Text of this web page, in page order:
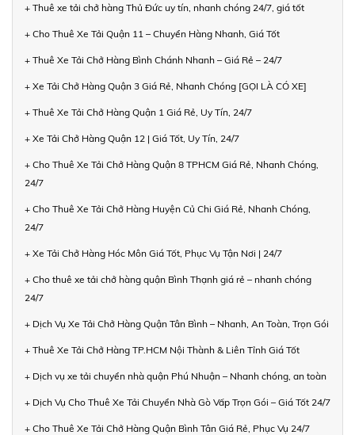
+ Thuê xe tải chở hàng Thủ Đức uy tín, nhanh chóng 24/7, giá tốt
+ Cho Thuê Xe Tải Quận 11 – Chuyển Hàng Nhanh, Giá Tốt
+ Thuê Xe Tải Chở Hàng Bình Chánh Nhanh – Giá Rẻ – 24/7
+ Xe Tải Chở Hàng Quận 3 Giá Rẻ, Nhanh Chóng [GỌI LÀ CÓ XE]
+ Thuê Xe Tải Chở Hàng Quận 1 Giá Rẻ, Uy Tín, 24/7
+ Xe Tải Chở Hàng Quận 12 | Giá Tốt, Uy Tín, 24/7
+ Cho Thuê Xe Tải Chở Hàng Quận 8 TPHCM Giá Rẻ, Nhanh Chóng,
24/7
+ Cho Thuê Xe Tải Chở Hàng Huyện Củ Chi Giá Rẻ, Nhanh Chóng,
24/7
+ Xe Tải Chở Hàng Hóc Môn Giá Tốt, Phục Vụ Tận Nơi | 24/7
+ Cho thuê xe tải chở hàng quận Bình Thạnh giá rẻ – nhanh chóng
24/7
+ Dịch Vụ Xe Tải Chở Hàng Quận Tân Bình – Nhanh, An Toàn, Trọn Gói
+ Thuê Xe Tải Chở Hàng TP.HCM Nội Thành & Liên Tỉnh Giá Tốt
+ Dịch vụ xe tải chuyển nhà quận Phú Nhuận – Nhanh chóng, an toàn
+ Dịch Vụ Cho Thuê Xe Tải Chuyển Nhà Gò Vấp Trọn Gói – Giá Tốt 24/7
+ Cho Thuê Xe Tải Chở Hàng Quận Bình Tân Giá Rẻ, Phục Vụ 24/7